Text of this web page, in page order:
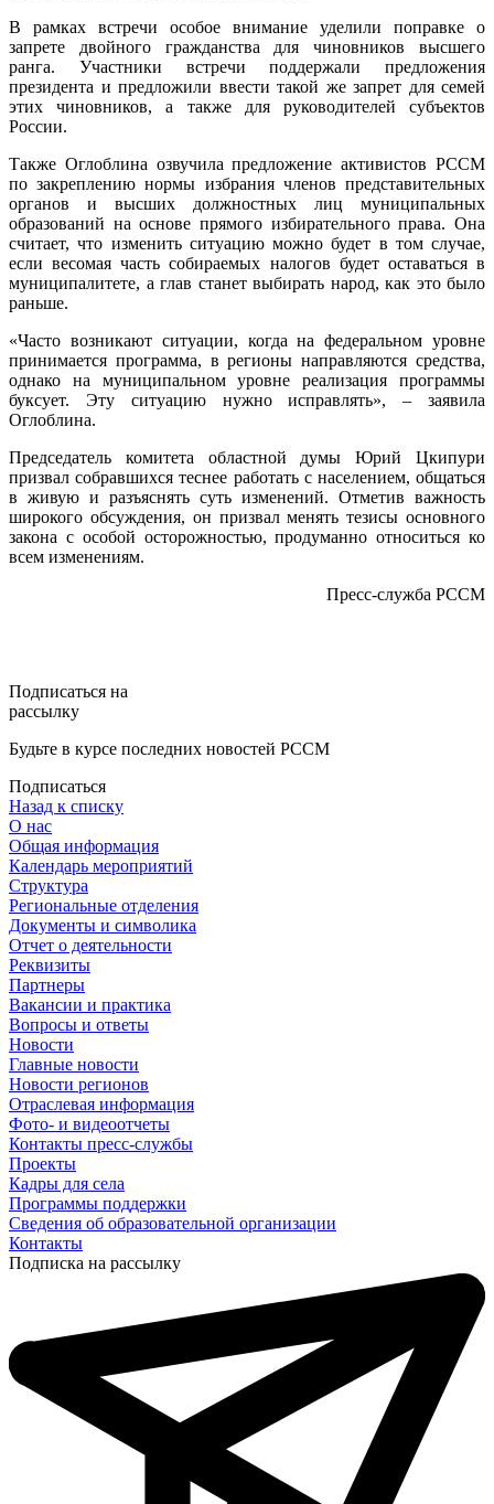
В рамках встречи особое внимание уделили поправке о
запрете двойного гражданства для чиновников высшего
ранга. Участники встречи поддержали предложения
президента и предложили ввести такой же запрет для семей
этих чиновников, а также для руководителей субъектов
России.
Также Оглоблина озвучила предложение активистов РССМ
по закреплению нормы избрания членов представительных
органов и высших должностных лиц муниципальных
образований на основе прямого избирательного права. Она
считает, что изменить ситуацию можно будет в том случае,
если весомая часть собираемых налогов будет оставаться в
муниципалитете, а глав станет выбирать народ, как это было
раньше.
«Часто возникают ситуации, когда на федеральном уровне
принимается программа, в регионы направляются средства,
однако на муниципальном уровне реализация программы
буксует. Эту ситуацию нужно исправлять», – заявила
Оглоблина.
Председатель комитета областной думы Юрий Цкипури
призвал собравшихся теснее работать с населением, общаться
в живую и разъяснять суть изменений. Отметив важность
широкого обсуждения, он призвал менять тезисы основного
закона с особой осторожностью, продуманно относиться ко
всем изменениям.
Пресс-служба РССМ
Подписаться на
рассылку
Будьте в курсе последних новостей РССМ
Подписаться
Назад к списку
О нас
Общая информация
Календарь мероприятий
Структура
Региональные отделения
Документы и символика
Отчет о деятельности
Реквизиты
Партнеры
Вакансии и практика
Вопросы и ответы
Новости
Главные новости
Новости регионов
Отраслевая информация
Фото- и видеоотчеты
Контакты пресс-службы
Проекты
Кадры для села
Программы поддержки
Сведения об образовательной организации
Контакты
Подписка на рассылку